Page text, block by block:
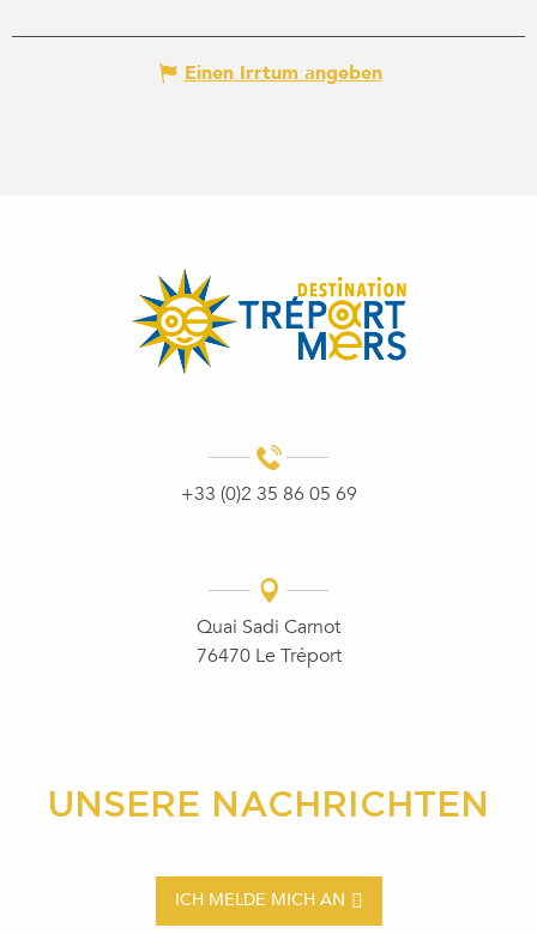
Einen Irrtum angeben
+33 (0)2 35 86 05 69
Quai Sadi Carnot
76470 Le Tréport
UNSERE NACHRICHTEN
ICH MELDE MICH AN